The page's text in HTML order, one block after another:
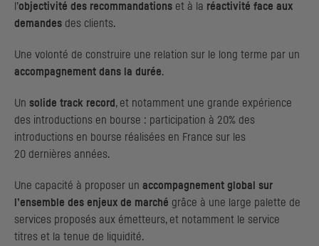
l’objectivité des recommandations et à la réactivité face aux
demandes des clients.
Une volonté de construire une relation sur le long terme par un
accompagnement dans la durée.
Un solide track record , et notamment une grande expérience
des introductions en bourse : participation à 20% des
introductions en bourse réalisées en France sur les
20 dernières années.
Une capacité à proposer un accompagnement global sur
l’ensemble des enjeux de marché grâce à une large palette de
services proposés aux émetteurs, et notamment le service
titres et la tenue de liquidité.